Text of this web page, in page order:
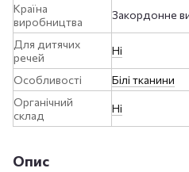
Країна
виробництва
Закордонне
Для дитячих
речей
Ні
Особливості
Білі тканини
Органічний
склад
Ні
Опис